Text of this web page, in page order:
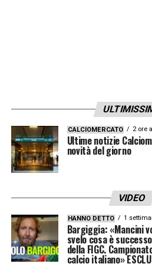
Spallettici
storico:Marco
assistenti Daniele Baldini
Russo, oltre ai preparatori
Franco Ferrini.
unirsi al gruppo tecnico
nuova gestione.
CALCIOMERCATO 2 ore
Ultime notizie
novità del giorno
VIDEO
HANNO DETTO 1
Bargiggia: «Mancini
svelo cosa è
della FIGC.
calcio italiano»